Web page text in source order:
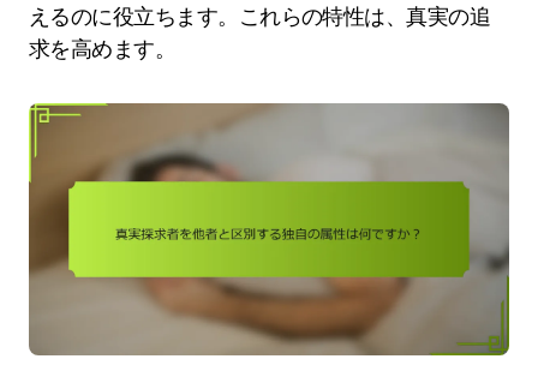
えるのに役立ちます。これらの特性は、真実の追
求を高めます。